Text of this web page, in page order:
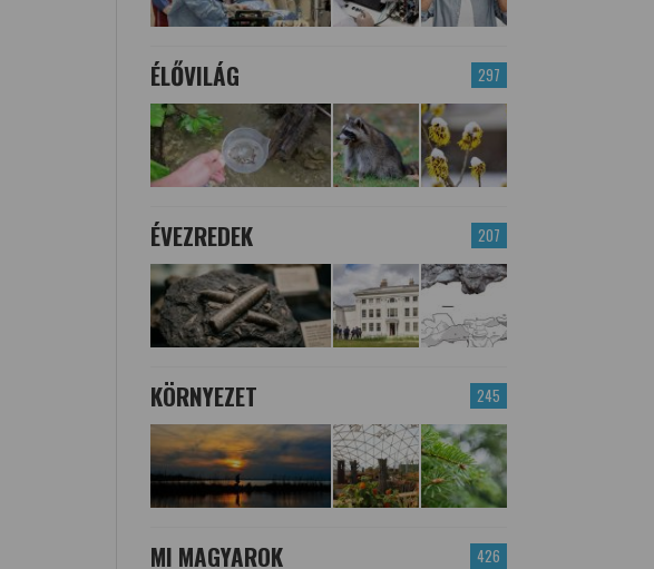
297
ÉLŐVILÁG
207
ÉVEZREDEK
245
KÖRNYEZET
426
MI MAGYAROK